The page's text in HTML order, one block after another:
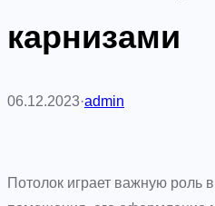
карнизами
06.12.2023·admin
Потолок играет важную роль